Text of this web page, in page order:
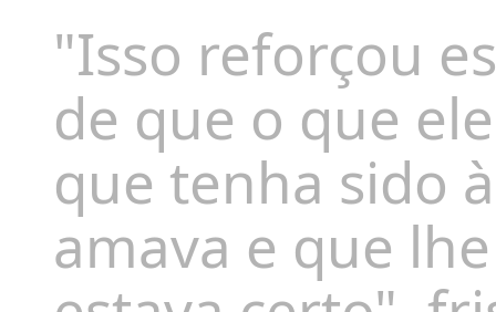
"Isso reforçou
de que o que
que tenha sido
amava e que